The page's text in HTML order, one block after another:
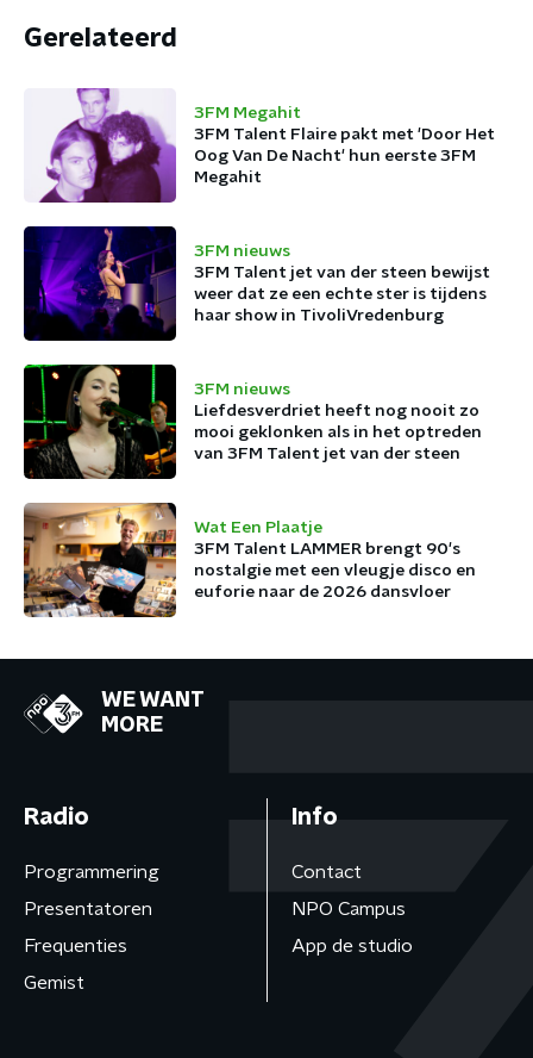
Gerelateerd
3FM Megahit
3FM Talent Flaire pakt met 'Door Het
Oog Van De Nacht' hun eerste 3FM
Megahit
3FM nieuws
3FM Talent jet van der steen bewijst
weer dat ze een echte ster is tijdens
haar show in TivoliVredenburg
3FM nieuws
Liefdesverdriet heeft nog nooit zo
mooi geklonken als in het optreden
van 3FM Talent jet van der steen
Wat Een Plaatje
3FM Talent LAMMER brengt 90's
nostalgie met een vleugje disco en
euforie naar de 2026 dansvloer
WE WANT
MORE
Radio
Programmering
Presentatoren
Frequenties
Gemist
Info
Contact
NPO Campus
App de studio